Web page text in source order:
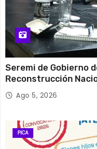
Seremi de Gobierno
Reconstrucción
y el empleo en
Ago 5, 2026
PICA